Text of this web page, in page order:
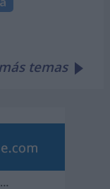
temas